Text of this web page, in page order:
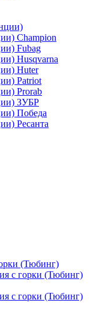
Champion
Fubag
Husqvarna
Huter
Patriot
Prorab
ЗУБР
Победа
Ресанта
(Тюбинг)
с горки (Тюбинг)
с горки (Тюбинг)